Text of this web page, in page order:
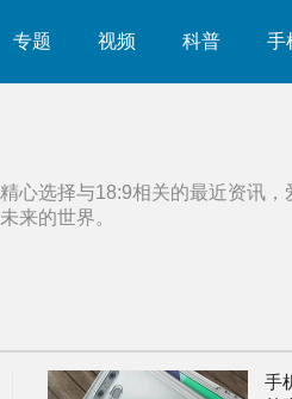
专题 视频 科普 手
心选择与18:9相关的最近资讯，
来的世界。
手